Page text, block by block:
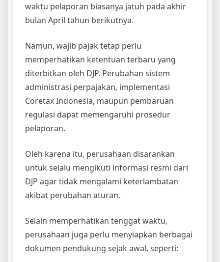
waktu pelaporan biasanya jatuh pada akhir
bulan April tahun berikutnya.
Namun, wajib pajak tetap perlu
memperhatikan ketentuan terbaru yang
diterbitkan oleh DJP. Perubahan sistem
administrasi perpajakan, implementasi
Coretax Indonesia, maupun pembaruan
regulasi dapat memengaruhi prosedur
pelaporan.
Oleh karena itu, perusahaan disarankan
untuk selalu mengikuti informasi resmi dari
DJP agar tidak mengalami keterlambatan
akibat perubahan aturan.
Selain memperhatikan tenggat waktu,
perusahaan juga perlu menyiapkan berbagai
dokumen pendukung sejak awal, seperti: